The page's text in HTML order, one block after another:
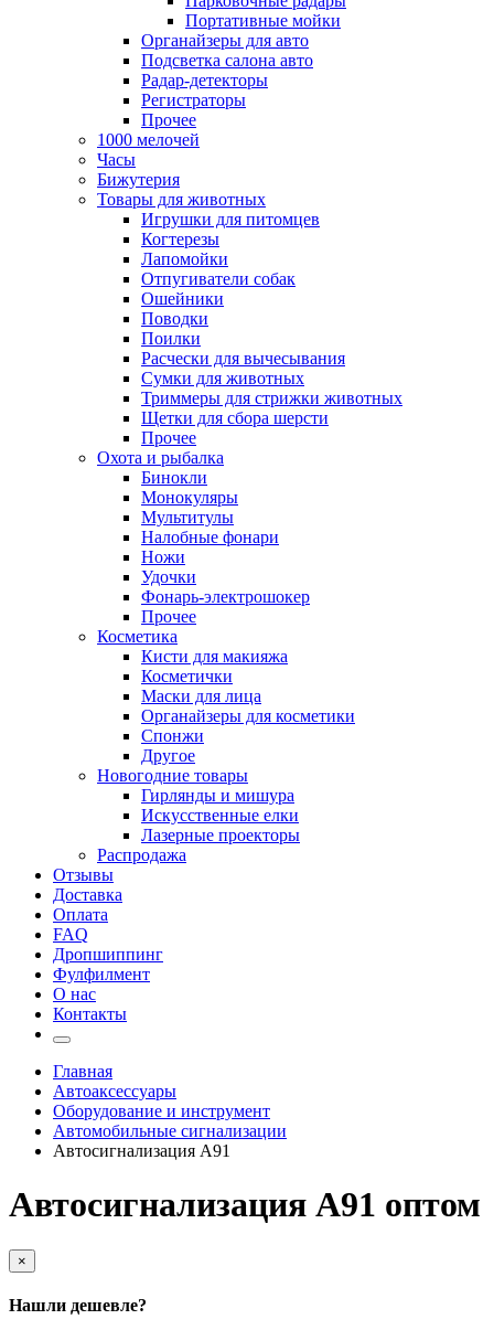
Портативные мойки
Органайзеры для авто
Подсветка салона авто
Радар-детекторы
Регистраторы
Прочее
1000 мелочей
Часы
Бижутерия
Товары для животных
Игрушки для питомцев
Когтерезы
Лапомойки
Отпугиватели собак
Ошейники
Поводки
Поилки
Расчески для вычесывания
Сумки для животных
Триммеры для стрижки животных
Щетки для сбора шерсти
Прочее
Охота и рыбалка
Бинокли
Монокуляры
Мультитулы
Налобные фонари
Ножи
Удочки
Фонарь-электрошокер
Прочее
Косметика
Кисти для макияжа
Косметички
Маски для лица
Органайзеры для косметики
Спонжи
Другое
Новогодние товары
Гирлянды и мишура
Искусственные елки
Лазерные проекторы
Распродажа
Отзывы
Доставка
Оплата
FAQ
Дропшиппинг
Фулфилмент
О нас
Контакты
Главная
Автоаксессуары
Оборудование и инструмент
Автомобильные сигнализации
Автосигнализация A91
Автосигнализация A91 оптом
×
Нашли дешевле?